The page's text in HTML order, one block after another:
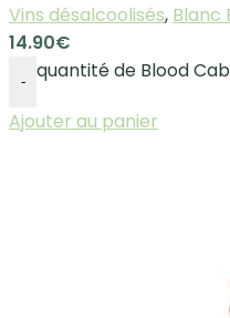
Vins désalcoolisés, Blanc
14.90€
-
quantité de Blood
Ajouter au panier